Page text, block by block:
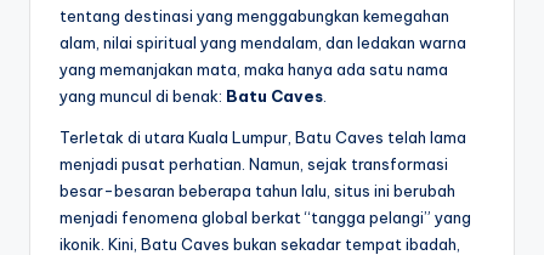
tentang destinasi yang menggabungkan kemegahan
alam, nilai spiritual yang mendalam, dan ledakan warna
yang memanjakan mata, maka hanya ada satu nama
yang muncul di benak: Batu Caves
Terletak di utara Kuala Lumpur, Batu Caves telah lama
menjadi pusat perhatian. Namun, sejak transformasi
besar-besaran beberapa tahun lalu, situs ini berubah
menjadi fenomena global berkat “tangga pelangi” yang
ikonik. Kini, Batu Caves bukan sekadar tempat ibadah,